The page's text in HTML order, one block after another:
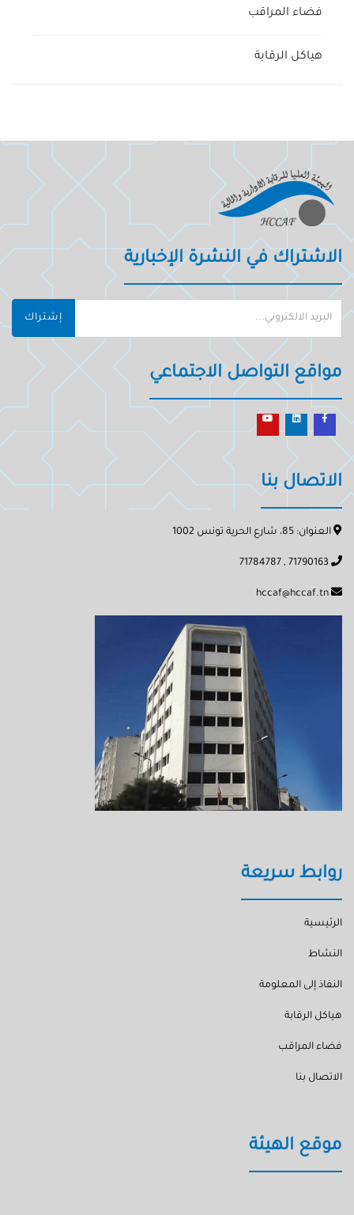
فضاء المراقب
هياكل الرقابة
الاشتراك في النشرة الإخبارية
إشتراك
مواقع التواصل الاجتماعي
الاتصال بنا
العنوان: 85، شارع الحرية تونس 1002
روابط سريعة
الرئيسية
النشاط
النفاذ إلى المعلومة
هياكل الرقابة
فضاء المراقب
الاتصال بنا
موقع الهيئة